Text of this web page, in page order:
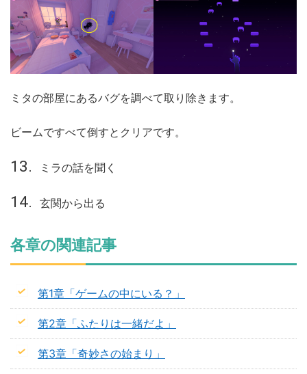
ミタの部屋にあるバグを調べて取り除きます。
ビームですべて倒すとクリアです。
ミラの話を聞く
玄関から出る
各章の関連記事
第1章「ゲームの中にいる？」
第2章「ふたりは一緒だよ」
第3章「奇妙さの始まり」